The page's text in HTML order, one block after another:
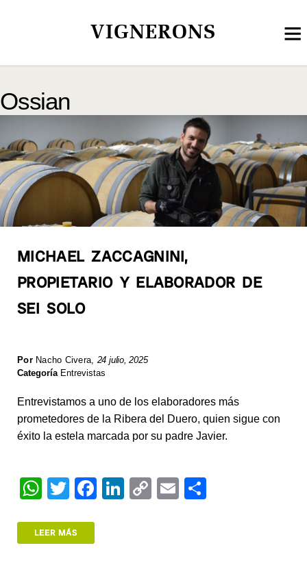
VIGNERONS
Ossian
MICHAEL ZACCAGNINI,
PROPIETARIO Y ELABORADOR DE
SEI SOLO
Por Nacho Civera 24 julio, 2025
Categoría Entrevistas
Entrevistamos a uno de los elaboradores más
prometedores de la Ribera del Duero, quien sigue con
éxito la estela marcada por su padre Javier.
W
at
T
tt
F
Li
C
E
LEER MÁS